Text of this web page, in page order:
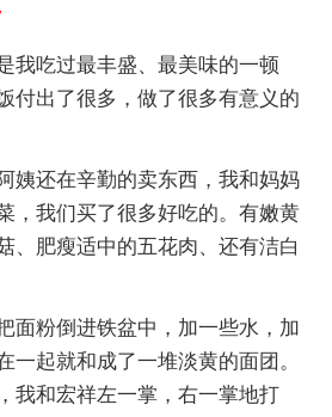
我吃过最丰盛、最美味的一顿
付出了很多，做了很多有意义的
姨还在辛勤的卖东西，我和妈妈
，我们买了很多好吃的。有嫩黄
、肥瘦适中的五花肉、还有洁白
面粉倒进铁盆中，加一些水，加
一起就和成了一堆淡黄的面团。
我和宏祥左一掌，右一掌地打